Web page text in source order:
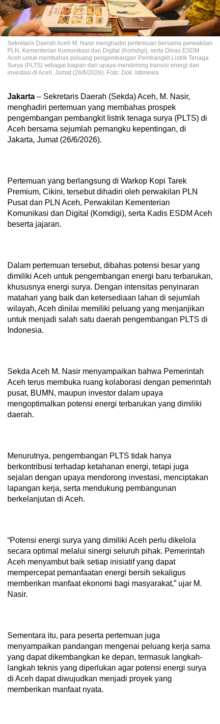
Sekretaris Daerah Aceh M. Nasir menghadiri pertemuan bersama perwakilan
PLN, Kementerian Komunikasi dan Digital (Komdigi), serta Dinas ESDM
Aceh untuk membahas peluang pengembangan Pembangkit Listrik Tenaga
Surya (PLTS) sebagai bagian dari upaya mendorong transisi energi dan
investasi di Aceh, Jumat (26/6/2026). Foto: Dok. Istimewa
Jakarta – Sekretaris Daerah (Sekda) Aceh, M. Nasir,
menghadiri pertemuan yang membahas prospek
pengembangan pembangkit listrik tenaga surya (PLTS) di
Aceh bersama sejumlah pemangku kepentingan, di
Jakarta, Jumat (26/6/2026).
Pertemuan yang berlangsung di Warkop Kopi Tarek
Premium, Cikini, tersebut dihadiri oleh perwakilan PLN
Pusat dan PLN Aceh, Perwakilan Kementerian
Komunikasi dan Digital (Komdigi), serta Kadis ESDM Aceh
beserta jajaran.
Dalam pertemuan tersebut, dibahas potensi besar yang
dimiliki Aceh untuk pengembangan energi baru terbarukan,
khususnya energi surya. Dengan intensitas penyinaran
matahari yang baik dan ketersediaan lahan di sejumlah
wilayah, Aceh dinilai memiliki peluang yang menjanjikan
untuk menjadi salah satu daerah pengembangan PLTS di
Indonesia.
Sekda Aceh M. Nasir menyampaikan bahwa Pemerintah
Aceh terus membuka ruang kolaborasi dengan pemerintah
pusat, BUMN, maupun investor dalam upaya
mengoptimalkan potensi energi terbarukan yang dimiliki
daerah.
Menurutnya, pengembangan PLTS tidak hanya
berkontribusi terhadap ketahanan energi, tetapi juga
sejalan dengan upaya mendorong investasi, menciptakan
lapangan kerja, serta mendukung pembangunan
berkelanjutan di Aceh.
“Potensi energi surya yang dimiliki Aceh perlu dikelola
secara optimal melalui sinergi seluruh pihak. Pemerintah
Aceh menyambut baik setiap inisiatif yang dapat
mempercepat pemanfaatan energi bersih sekaligus
memberikan manfaat ekonomi bagi masyarakat,” ujar M.
Nasir.
Sementara itu, para peserta pertemuan juga
menyampaikan pandangan mengenai peluang kerja sama
yang dapat dikembangkan ke depan, termasuk langkah-
langkah teknis yang diperlukan agar potensi energi surya
di Aceh dapat diwujudkan menjadi proyek yang
memberikan manfaat nyata.